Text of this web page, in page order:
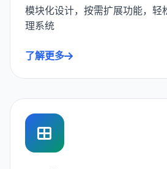
模块化设计，按需扩展功能，轻
理系统
了解更多